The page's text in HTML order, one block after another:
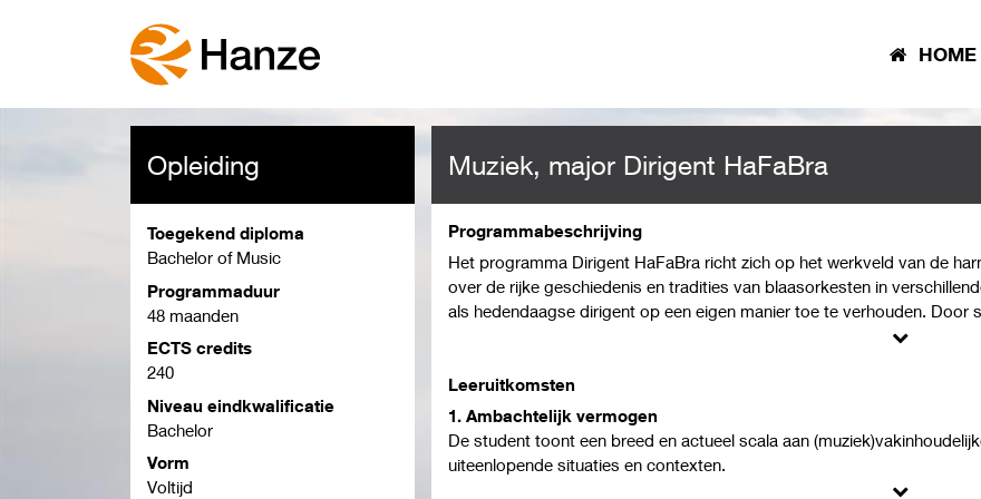
HOME
Opleiding
Toegekend diploma
Bachelor of Music
Programmaduur
48 maanden
ECTS credits
240
Niveau eindkwalificatie
Bachelor
Vorm
Voltijd
Muziek, major Dirigent HaFaBra
Programmabeschrijving
Het programma Dirigent HaFaBra richt zich op het werkveld van de
over de rijke geschiedenis en tradities van blaasorkesten in
als hedendaagse dirigent op een eigen manier toe te verhouden. Door
blaasorkesten op amateur en professioneel niveau aanstuurt en het
representatief is voor het HaFaBra werkveld. Er wordt in het
brede en specifieke vaktechnische vaardigheden, zoals het
van een ondernemende houding, o.a. door te werken aan producties
werken vanuit een eigen artistieke visie met amateur- en professionele
Leeruitkomsten
1. Ambachtelijk vermogen
De student toont een breed en actueel scala aan
uiteenlopende situaties en contexten.
Beheerst het ambacht (spelen, zingen, componeren, produceren,